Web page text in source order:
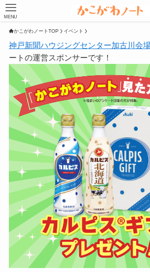
MENU
かこがわノートTOP イベント
神戸新聞ハウジングセンター加古川会
ートの運営スポンサーです！